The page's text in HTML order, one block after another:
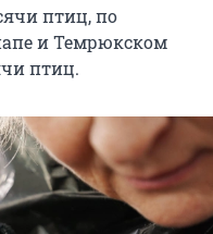
птиц, по
и Темрюкском
птиц.